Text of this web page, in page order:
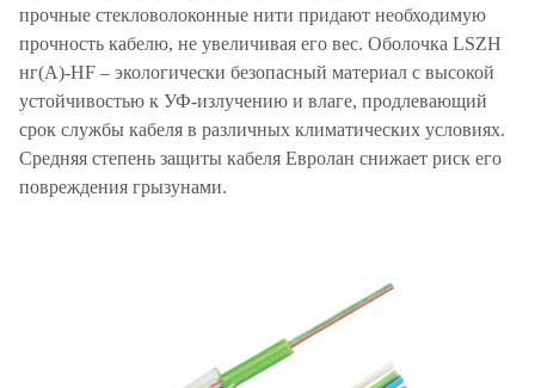
прочные стекловолоконные нити придают необходимую
прочность кабелю, не увеличивая его вес. Оболочка LSZH
нг(А)-HF – экологически безопасный материал с высокой
устойчивостью к УФ-излучению и влаге, продлевающий
срок службы кабеля в различных климатических условиях.
Средняя степень защиты кабеля Евролан снижает риск его
повреждения грызунами.